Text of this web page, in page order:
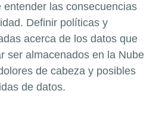
las consecuencias
Definir políticas y
acerca de los datos que
ser almacenados en la Nube
de cabeza y posibles
de datos.